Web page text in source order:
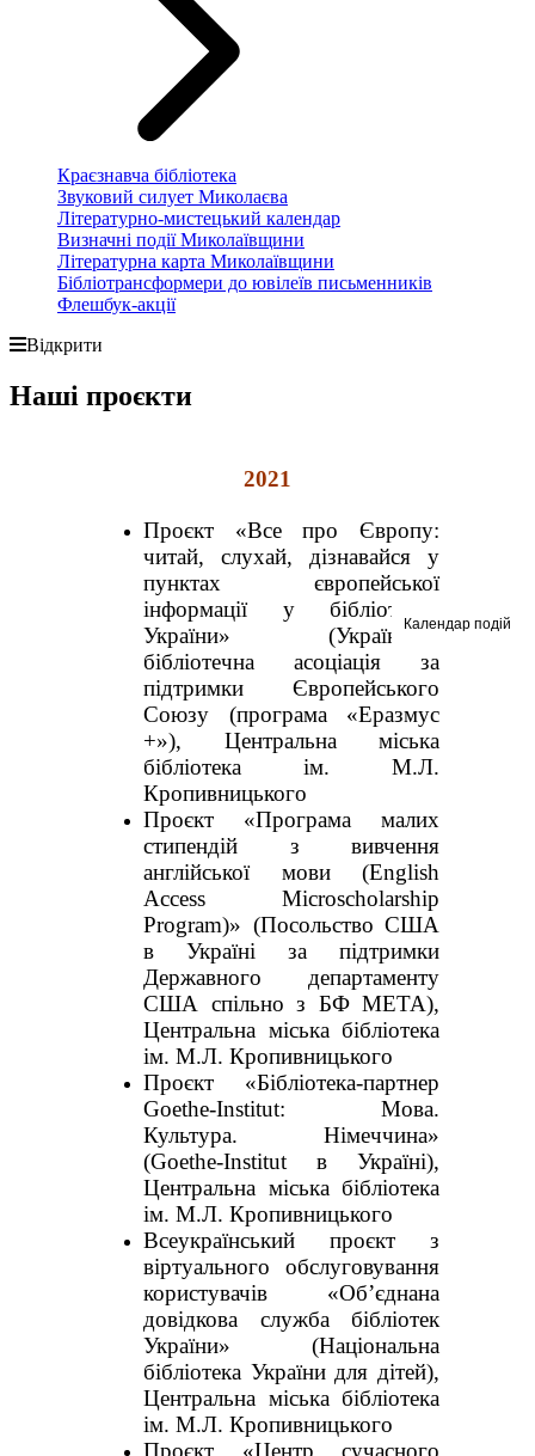
Краєзнавча бібліотека
Звуковий силует Миколаєва
Літературно-мистецький календар
Визначні події Миколаївщини
Літературна карта Миколаївщини
Бібліотрансформери до ювілеїв письменників
Флешбук-акції
Відкрити
Наші проєкти
2021
Проєкт «Все про Європу:
читай, слухай, дізнавайся у
пунктах європейської
інформації у бібліотеках
України» (Українська
бібліотечна асоціація за
підтримки Європейського
Союзу (програма «Еразмус
+»), Центральна міська
бібліотека ім. М.Л.
Кропивницького
Проєкт «Програма малих
стипендій з вивчення
англійської мови (English
Access Microscholarship
Program)» (Посольство США
в Україні за підтримки
Державного департаменту
США спільно з БФ МЕТА),
Центральна міська бібліотека
ім. М.Л. Кропивницького
Проєкт «Бібліотека-партнер
Goethe-Institut: Мова.
Культура. Німеччина»
(Goethe-Institut в Україні),
Центральна міська бібліотека
ім. М.Л. Кропивницького
Всеукраїнський проєкт з
віртуального обслуговування
користувачів «Об’єднана
довідкова служба бібліотек
України» (Національна
бібліотека України для дітей),
Центральна міська бібліотека
ім. М.Л. Кропивницького
Проєкт «Центр сучасного
Календар подій